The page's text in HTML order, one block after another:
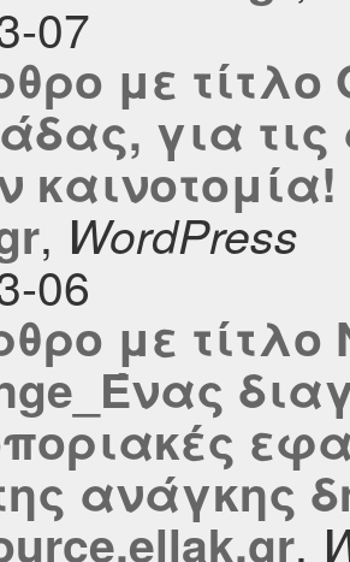
07
με τίτλο
για τις
, WordPress
06
με τίτλο
ανάγκης
,